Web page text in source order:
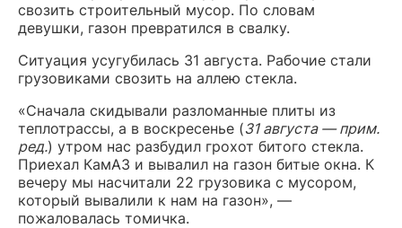
свозить строительный мусор. По словам
девушки, газон превратился в свалку.
Ситуация усугубилась 31 августа. Рабочие стали
грузовиками свозить на аллею стекла.
«Сначала скидывали разломанные плиты из
теплотрассы, а в воскресенье (31 августа — прим.
ред.) утром нас разбудил грохот битого стекла.
Приехал КамАЗ и вывалил на газон битые окна. К
вечеру мы насчитали 22 грузовика с мусором,
который вывалили к нам на газон», —
пожаловалась томичка.